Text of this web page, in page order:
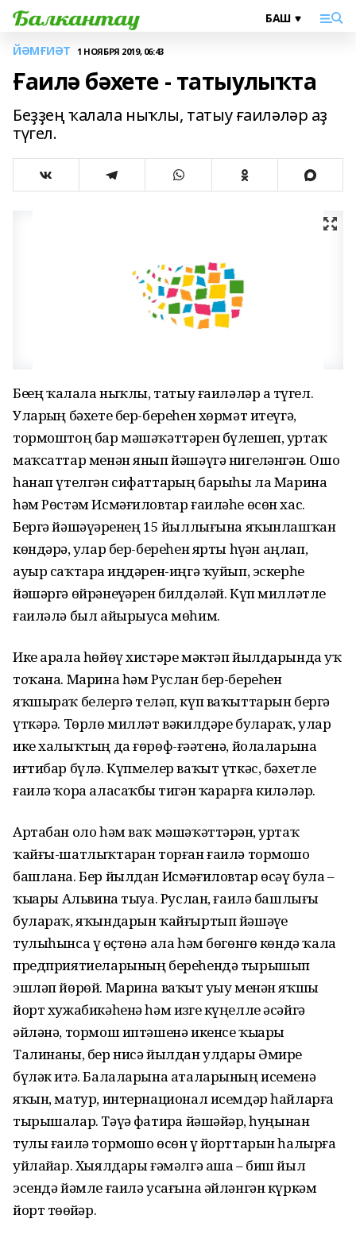
ЙӘМҒИӘТ 1 НОЯБРЯ 2019, 06:43
Ғаилә бәхете - татыулыҡта
Беҙҙең ҡалала ныҡлы, татыу ғаиләләр аҙ
түгел.
Беҙҙең ҡалала ныҡлы, татыу ғаиләләр аҙ түгел.
Уларҙың бәхете бер-береһен хөрмәт итеүгә,
тормоштоң бар мәшәҡәттәрен бүлешеп, уртаҡ
маҡсаттар менән янып йәшәүгә нигеҙләнгән. Ошо
һанап үтелгән сифаттарҙың барыһы ла Марина
һәм Рөстәм Исмәғиловтар ғаиләһе өсөн хас.
Бергә йәшәүҙәренең 15 йыллығына яҡынлашҡан
көндәрҙә, улар бер-береһен ярты һүҙҙән аңлап,
ауыр саҡтарҙа иңдәрен-иңгә ҡуйып, эскерһеҙ
йәшәргә өйрәнеүҙәрен билдәләй. Күп милләтле
ғаиләлә был айырыуса мөһим.
Ике арала һөйөү хистәре мәктәп йылдарында уҡ
тоҡана. Марина һәм Руслан бер-береһен
яҡшыраҡ белергә теләп, күп ваҡыттарын бергә
үткәрә. Төрлө милләт вәкилдәре булараҡ, улар
ике халыҡтың да ғөрөф-ғәҙәтенә, йолаларына
иғтибар бүлә. Күпмелер ваҡыт үткәс, бәхетле
ғаилә ҡора аласаҡбыҙ тигән ҡарарға киләләр.
Артабан оло һәм ваҡ мәшәҡәттәрҙән, уртаҡ
ҡайғы-шатлыҡтарҙан торған ғаилә тормошо
башлана. Бер йылдан Исмәғиловтар өсәү була –
ҡыҙҙары Альвина тыуа. Руслан, ғаилә башлығы
булараҡ, яҡындарын ҡайғыртып йәшәүҙе
тулыһынса үҙ өҫтөнә ала һәм бөгөнгө көндә ҡала
предприятиеларының береһендә тырышып
эшләп йөрөй. Марина ваҡыт уҙыу менән яҡшы
йорт хужабикәһенә һәм изге күңелле әсәйгә
әйләнә, тормош иптәшенә икенсе ҡыҙҙары
Талинаны, бер нисә йылдан улдары Әмирҙе
бүләк итә. Балаларына аталарының исеменә
яҡын, матур, интернационал исемдәр һайларға
тырышалар. Тәүҙә фатирҙа йәшәйҙәр, һуңынан
тулы ғаилә тормошо өсөн үҙ йорттарын һалырға
уйлайҙар. Хыялдары ғәмәлгә аша – биш йыл
эсендә йәмле ғаилә усағына әйләнгән күркәм
йорт төҙөйҙәр.